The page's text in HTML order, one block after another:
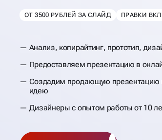
ОТ 3500 РУБЛЕЙ ЗА СЛАЙД ПРАВКИ
Анализ, копирайтинг, прототип,
Предоставляем презентацию в
Создадим продающую презентацию
идею
Дизайнеры с опытом работы от 10